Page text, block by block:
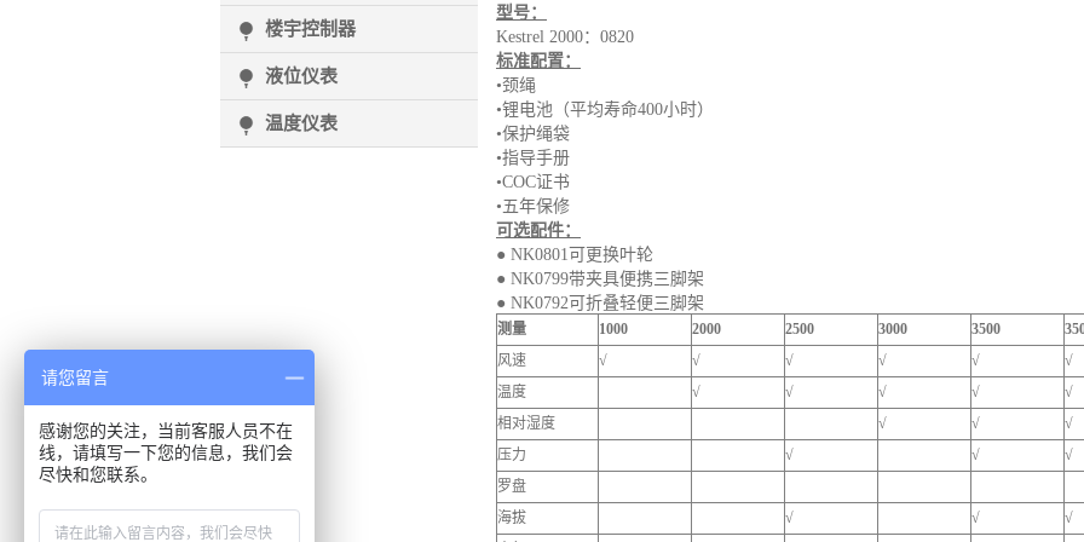
楼宇控制器
液位仪表
温度仪表
型号：
Kestrel 2000：0820
标准配置：
•颈绳
•锂电池（平均寿命400小时）
•保护绳袋
•指导手册
•COC证书
•五年保修
可选配件：
● NK0801可更换叶轮
● NK0799带夹具便携三脚架
● NK0792可折叠轻便三脚架
测量 1000 2000 2500 3000 3500
风速
√ √ √ √ √
√
温度
√ √ √ √
√
相对湿度
√ √
√
压力
√ √
√
罗盘
海拔
√ √
√
请您留言
感谢您的关注，当前客服人员不在
线，请填写一下您的信息，我们会
尽快和您联系。